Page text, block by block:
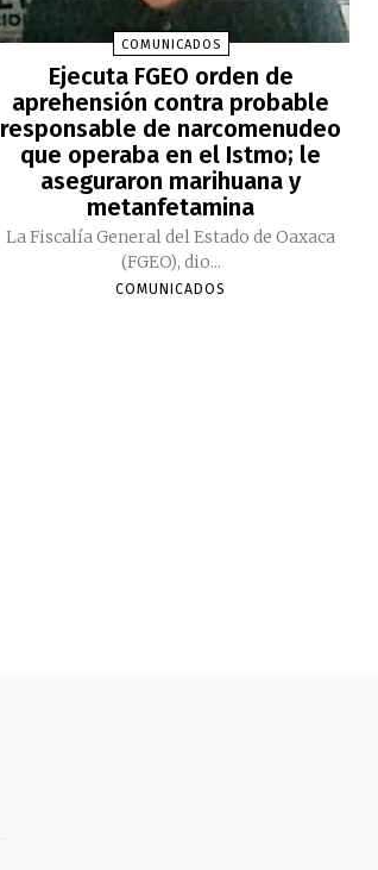
COMUNICADOS
Ejecuta FGEO orden de
aprehensión contra probable
responsable de narcomenudeo
que operaba en el Istmo; le
aseguraron marihuana y
metanfetamina
La Fiscalía General del Estado de Oaxaca
(FGEO), dio...
COMUNICADOS